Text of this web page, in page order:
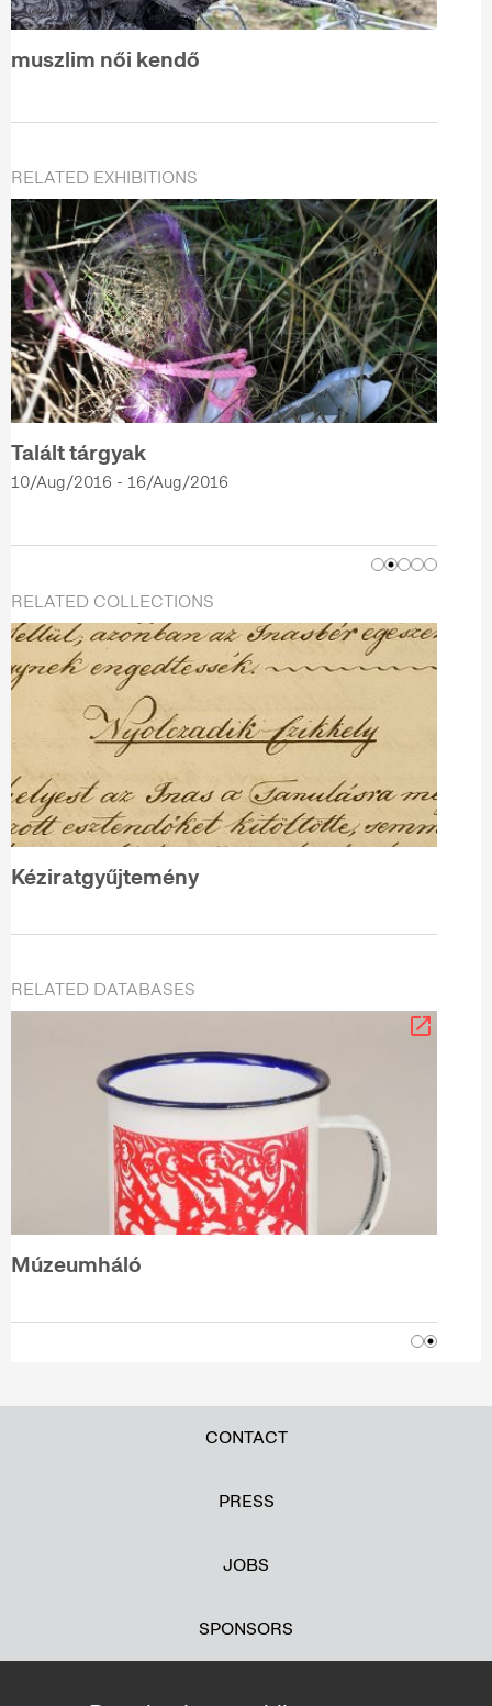
muszlim női kendő
RELATED EXHIBITIONS
Talált tárgyak
10/Aug/2016 - 16/Aug/2016
RELATED COLLECTIONS
Kéziratgyűjtemény
RELATED DATABASES
Múzeumháló
CONTACT
PRESS
JOBS
SPONSORS